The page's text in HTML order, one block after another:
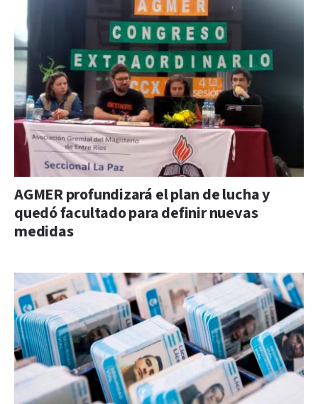
AGMER profundizará el plan de lucha y
quedó facultado para definir nuevas
medidas